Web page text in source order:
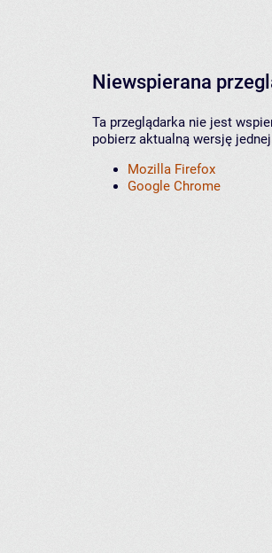
Niewspierana
Ta przeglądarka nie jest
pobierz aktualną wersję
Mozilla Firefox
Google Chrome